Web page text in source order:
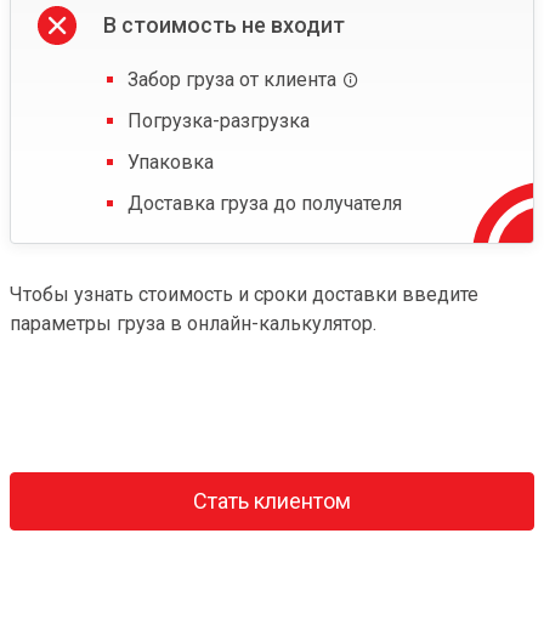
В стоимость не входит
Забор груза от клиента
Погрузка-разгрузка
Упаковка
Доставка груза до получателя
Чтобы узнать стоимость и сроки доставки введите
параметры груза в онлайн-калькулятор.
Стать клиентом